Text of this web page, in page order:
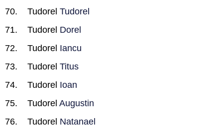
Tudorel Tudorel
Tudorel Dorel
Tudorel Iancu
Tudorel Titus
Tudorel Ioan
Tudorel Augustin
Tudorel Natanael